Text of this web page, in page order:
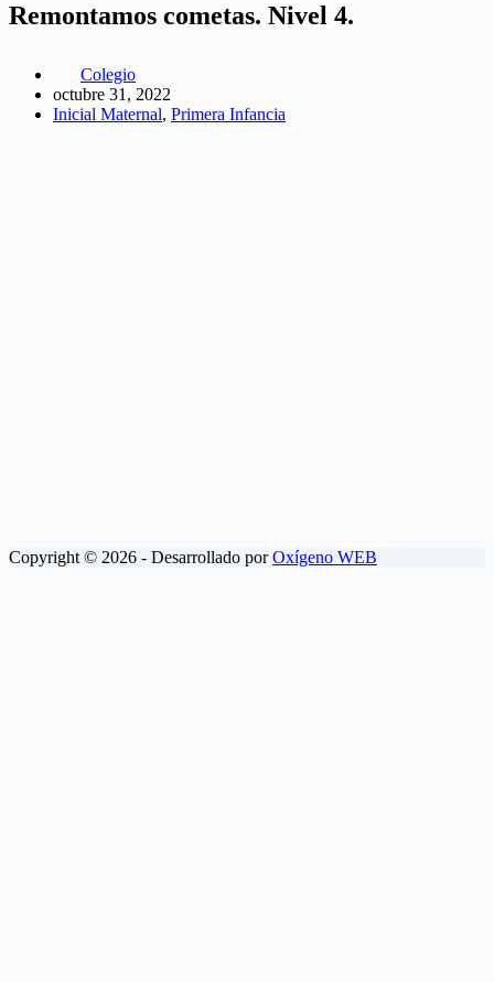
Remontamos cometas. Nivel 4.
Colegio
octubre 31, 2022
Inicial Maternal, Primera Infancia
Copyright © 2026 - Desarrollado porOxígeno WEB